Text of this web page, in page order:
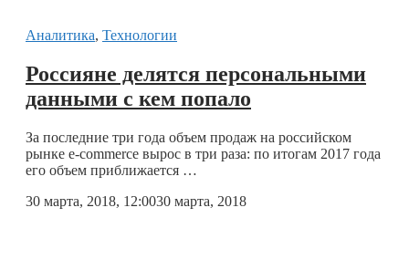
Аналитика, Технологии
Россияне делятся персональными
данными с кем попало
За последние три года объем продаж на российском
рынке e-commerce вырос в три раза: по итогам 2017 года
его объем приближается …
30 марта, 2018, 12:0030 марта, 2018